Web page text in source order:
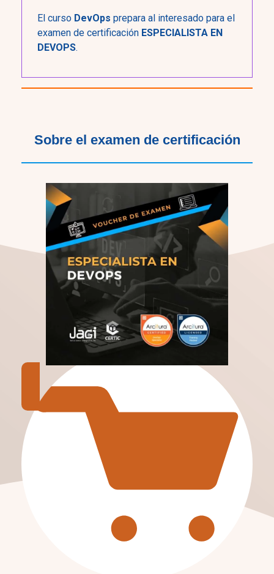
El curso DevOps prepara al interesado para el
examen de certificación ESPECIALISTA EN
DEVOPS.
Sobre el examen de certificación